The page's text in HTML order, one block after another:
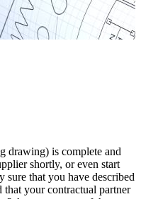
drawing) is complete and
shortly, or even start
sure that you have described
your contractual partner